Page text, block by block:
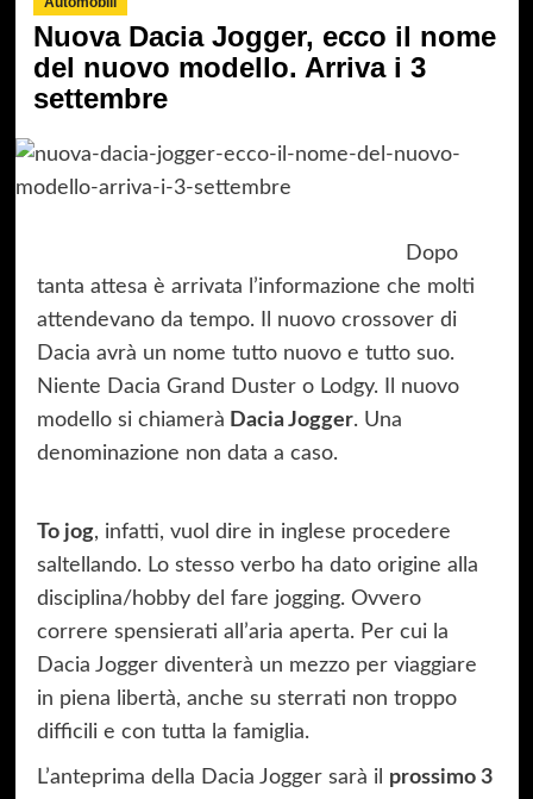
Nuova Dacia Jogger, ecco il nome
del nuovo modello. Arriva i 3
settembre
Dopo
tanta attesa è arrivata l’informazione che molti
attendevano da tempo. Il nuovo crossover di
Dacia avrà un nome tutto nuovo e tutto suo.
Niente Dacia Grand Duster o Lodgy. Il nuovo
modello si chiamerà Dacia Jogger. Una
denominazione non data a caso.
To jog, infatti, vuol dire in inglese procedere
saltellando. Lo stesso verbo ha dato origine alla
disciplina/hobby del fare jogging. Ovvero
correre spensierati all’aria aperta. Per cui la
Dacia Jogger diventerà un mezzo per viaggiare
in piena libertà, anche su sterrati non troppo
difficili e con tutta la famiglia.
L’anteprima della Dacia Jogger sarà il prossimo 3